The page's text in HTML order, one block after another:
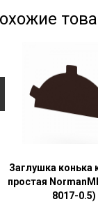
Заглушка конька
простая
8017-0.5)